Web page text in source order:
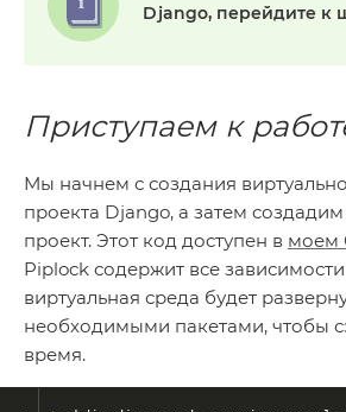
Django, перейдите к
Приступаем к
Мы начнем с создания
проекта Django, а затем
проект. Этот код доступен в моем
Piplock содержит все
виртуальная среда будет
необходимыми пакетами, чтобы
время.